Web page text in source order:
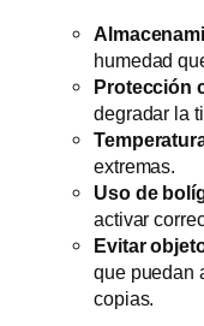
humedad
Protección
degradar la
extremas.
Uso de
activar
Evitar
que puedan
copias.